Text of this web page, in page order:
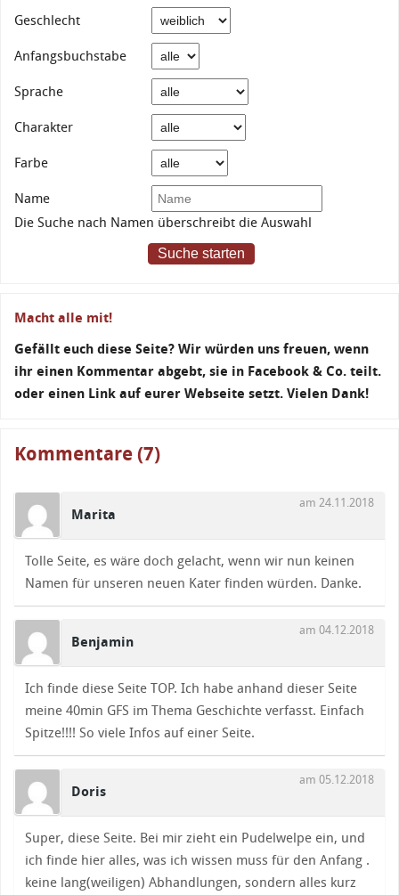
Geschlecht
Anfangsbuchstabe
Sprache
Charakter
Farbe
Name
Die Suche nach Namen überschreibt die Auswahl
Suche starten
Macht alle mit!
Gefällt euch diese Seite? Wir würden uns freuen, wenn
ihr einen Kommentar abgebt, sie in Facebook & Co. teilt.
oder einen Link auf eurer Webseite setzt. Vielen Dank!
Kommentare (7)
Marita
am 24.11.2018
Tolle Seite, es wäre doch gelacht, wenn wir nun keinen
Namen für unseren neuen Kater finden würden. Danke.
Benjamin
am 04.12.2018
Ich finde diese Seite TOP. Ich habe anhand dieser Seite
meine 40min GFS im Thema Geschichte verfasst. Einfach
Spitze!!!! So viele Infos auf einer Seite.
Doris
am 05.12.2018
Super, diese Seite. Bei mir zieht ein Pudelwelpe ein, und
ich finde hier alles, was ich wissen muss für den Anfang .
keine lang(weiligen) Abhandlungen, sondern alles kurz